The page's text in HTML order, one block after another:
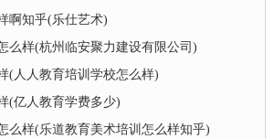
啊知乎(乐仕艺术)
么样(杭州临安聚力建设有限公司)
(人人教育培训学校怎么样)
(亿人教育学费多少)
么样(乐道教育美术培训怎么样知乎)